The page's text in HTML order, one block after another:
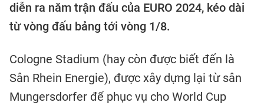
diễn ra năm trận đấu của EURO 2024, kéo dài
từ vòng đấu bảng tới vòng 1/8.
Cologne Stadium (hay còn được biết đến là
Sân Rhein Energie), được xây dựng lại từ sân
Mungersdorfer để phục vụ cho World Cup